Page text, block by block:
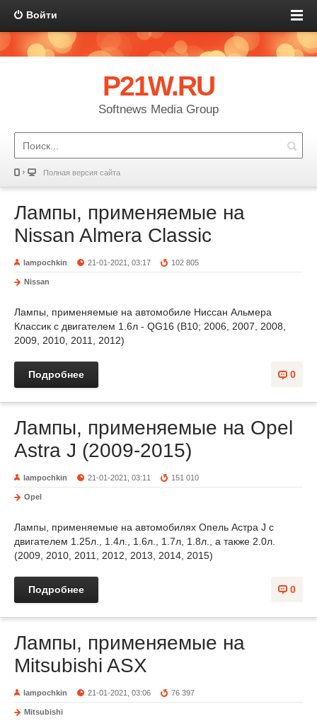
Войти
P21W.RU
Softnews Media Group
Полная версия сайта
Лампы, применяемые на
Nissan Almera Classic
lampochkin 21-01-2021, 03:17 102 805
Nissan
Лампы, применяемые на автомобиле Ниссан Альмера
Классик с двигателем 1.6л - QG16 (B10; 2006, 2007, 2008,
2009, 2010, 2011, 2012)
0
Подробнее
Лампы, применяемые на Opel
Astra J (2009-2015)
lampochkin 21-01-2021, 03:11 151 010
Opel
Лампы, применяемые на автомобилях Опель Астра J с
двигателем 1.25л., 1.4л., 1.6л., 1.7л, 1.8л., а также 2.0л.
(2009, 2010, 2011, 2012, 2013, 2014, 2015)
0
Подробнее
Лампы, применяемые на
Mitsubishi ASX
lampochkin 21-01-2021, 03:06 76 397
Mitsubishi